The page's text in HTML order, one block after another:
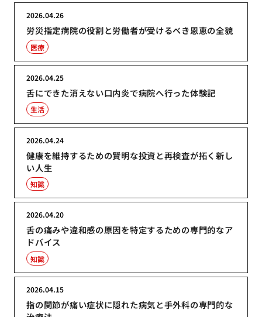
労災指定病院の役割と労働者が受けるべき恩恵の全貌
2026.04.26
医療
舌にできた消えない口内炎で病院へ行った体験記
2026.04.25
生活
健康を維持するための賢明な投資と再検査が拓く新し
い人生
2026.04.24
知識
舌の痛みや違和感の原因を特定するための専門的なア
ドバイス
2026.04.20
知識
指の関節が痛い症状に隠れた病気と手外科の専門的な
2026.04.15